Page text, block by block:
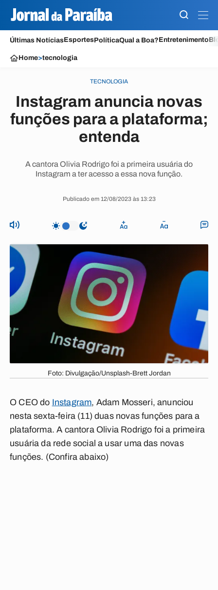
Últimas NotíciasEsportesPolíticaQual a Boa?Entretenimento
Home>tecnologia
TECNOLOGIA
Instagram anuncia novas
funções para a plataforma;
entenda
A cantora Olivia Rodrigo foi a primeira usuária do
Instagram a ter acesso a essa nova função.
Publicado em 12/08/2023 às 13:23
Foto: Divulgação/Unsplash-Brett Jordan
O CEO do Instagram, Adam Mosseri, anunciou
nesta sexta-feira (11) duas novas funções para a
plataforma. A cantora Olivia Rodrigo foi a primeira
usuária da rede social a usar uma das novas
funções. (Confira abaixo)